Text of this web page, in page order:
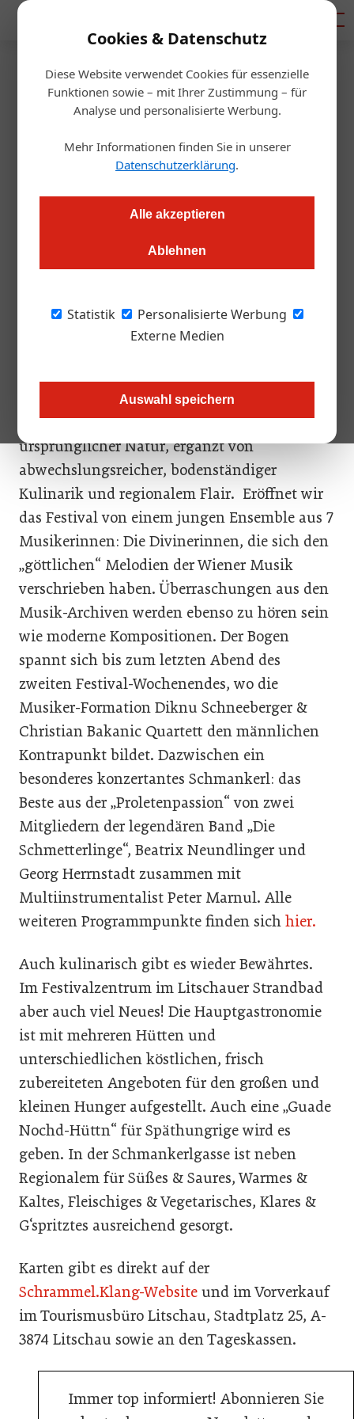
Cookies & Datenschutz
Diese Website verwendet Cookies für essenzielle
Funktionen sowie – mit Ihrer Zustimmung – für
Analyse und personalisierte Werbung.
Mehr Informationen finden Sie in unserer
Datenschutzerklärung.
Alle akzeptieren
Ablehnen
Statistik
Personalisierte Werbung
Externe Medien
Auswahl speichern
Startseite/Gastro & Hotel
Litschau am Herrensee
17. Schrammel.Klang.Festival
im Waldviertel
Für das 17. Schrammel.Klang.Festival vom 7. – 9. und 14. – 16.
Festivalgründer Zeno Stanek erneut einen Reigen an
herausragenden Musikgruppen gewinnen können.
um höchste musikalische Qualität und das
entspannte Genießen von Kunst in
ursprünglicher Natur, ergänzt von
abwechslungsreicher, bodenständiger
Kulinarik und regionalem Flair. Eröffnet wir
das Festival von einem jungen Ensemble aus 7
Musikerinnen: Die Divinerinnen, die sich den
„göttlichen“ Melodien der Wiener Musik
verschrieben haben. Überraschungen aus den
Musik-Archiven werden ebenso zu hören sein
wie moderne Kompositionen. Der Bogen
spannt sich bis zum letzten Abend des
zweiten Festival-Wochenendes, wo die
Musiker-Formation Diknu Schneeberger &
Christian Bakanic Quartett den männlichen
Kontrapunkt bildet. Dazwischen ein
besonderes konzertantes Schmankerl: das
Beste aus der „Proletenpassion“ von zwei
Mitgliedern der legendären Band „Die
Schmetterlinge“, Beatrix Neundlinger und
Georg Herrnstadt zusammen mit
Multiinstrumentalist Peter Marnul. Alle
weiteren Programmpunkte finden sich hier.
Auch kulinarisch gibt es wieder Bewährtes.
Im Festivalzentrum im Litschauer Strandbad
aber auch viel Neues! Die Hauptgastronomie
ist mit mehreren Hütten und
unterschiedlichen köstlichen, frisch
zubereiteten Angeboten für den großen und
kleinen Hunger aufgestellt. Auch eine „Guade
Nochd-Hüttn“ für Späthungrige wird es
geben. In der Schmankerlgasse ist neben
Regionalem für Süßes & Saures, Warmes &
Kaltes, Fleischiges & Vegetarisches, Klares &
G‘spritztes ausreichend gesorgt.
Karten gibt es direkt auf der
Schrammel.Klang-Website und im Vorverkauf
im Tourismusbüro Litschau, Stadtplatz 25, A-
3874 Litschau sowie an den Tageskassen.
Immer top informiert! Abonnieren Sie